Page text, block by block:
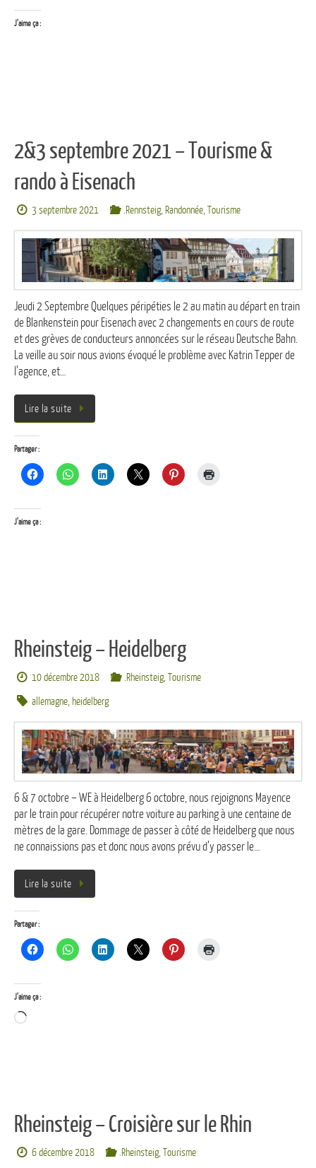
J’aime ça :
2&3 septembre 2021 – Tourisme &
rando à Eisenach
3 septembre 2021 .Rennsteig, Randonnée, Tourisme
Jeudi 2 Septembre Quelques péripéties le 2 au matin au départ en train
de Blankenstein pour Eisenach avec 2 changements en cours de route
et des grèves de conducteurs annoncées sur le réseau Deutsche Bahn.
La veille au soir nous avions évoqué le problème avec Katrin Tepper de
l’agence, et…
Lire la suite
Partager :
J’aime ça :
Rheinsteig – Heidelberg
10 décembre 2018 .Rheinsteig, Tourisme
allemagne, heidelberg
6 & 7 octobre – WE à Heidelberg 6 octobre, nous rejoignons Mayence
par le train pour récupérer notre voiture au parking à une centaine de
mètres de la gare. Dommage de passer à côté de Heidelberg que nous
ne connaissions pas et donc nous avons prévu d’y passer le…
Lire la suite
Partager :
J’aime ça :
Chargement…
Rheinsteig – Croisière sur le Rhin
6 décembre 2018 .Rheinsteig, Tourisme